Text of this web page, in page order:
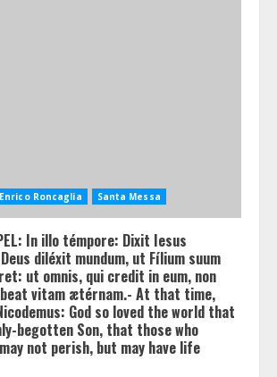
Roncaglia Santa Messa
In illo témpore: Dixit Iesus
diléxit mundum, ut Fílium suum
ut omnis, qui credit in eum, non
vitam ætérnam.- At that time,
God so loved the world that
begotten Son, that those who
not perish, but may have life